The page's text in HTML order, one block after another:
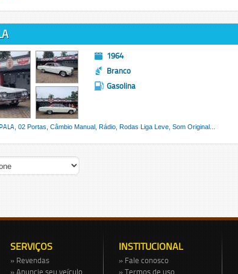
1964
Branco
Gasolina
, 02 Portas, Câmbio Manual, Rádio, Rodas Liga Leve, Som Original...
SERVIÇOS
» Revendas
» Anuncie seu veículo
INSTITUCIONAL
» Fale conosco
» Termos de uso